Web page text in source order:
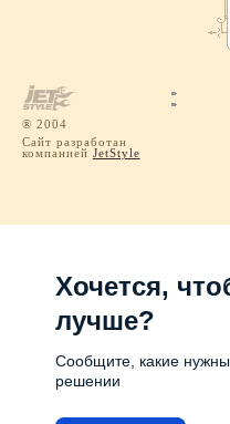
® 2004
Сайт разработан
компанией JetStyle
Хочется,
лучше?
Сообщите, какие
решении